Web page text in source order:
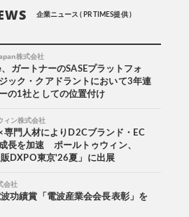
企業ニュース ( PR TIMES提供 )
株式会社
ガートナーのSASEプラットフォ
ック・クアドラントにおいて3年連
の1社としての位置付け
ィン株式会社
専門人材によりD2Cブランド・EC
長を加速 ポールトゥウィン、
販DXPO東京'26夏」に出展
会社
功績賞「電波産業会会長表彰」を